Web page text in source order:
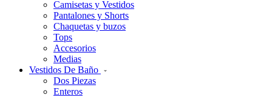
Camisetas y Vestidos
Pantalones y Shorts
Chaquetas y buzos
Tops
Accesorios
Medias
Vestidos De Baño
Dos Piezas
Enteros